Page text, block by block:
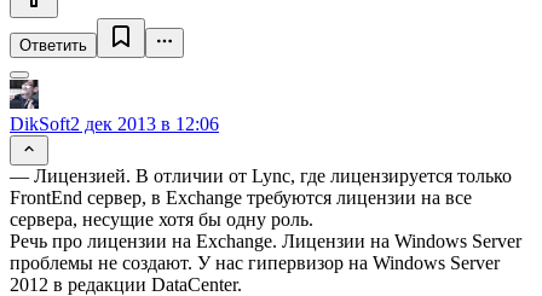
Ответить
DikSoft2 дек 2013 в 12:06
— Лицензией. В отличии от Lync, где лицензируется только
FrontEnd сервер, в Exchange требуются лицензии на все
сервера, несущие хотя бы одну роль.
Речь про лицензии на Exchange. Лицензии на Windows Server
проблемы не создают. У нас гипервизор на Windows Server
2012 в редакции DataCenter.